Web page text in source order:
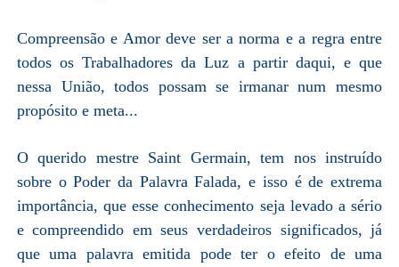
Compreensão e Amor deve ser a norma e a regra entre
todos os Trabalhadores da Luz a partir daqui, e que
nessa União, todos possam se irmanar num mesmo
propósito e meta...
O querido mestre Saint Germain, tem nos instruído
sobre o Poder da Palavra Falada, e isso é de extrema
importância, que esse conhecimento seja levado a sério
e compreendido em seus verdadeiros significados, já
que uma palavra emitida pode ter o efeito de uma